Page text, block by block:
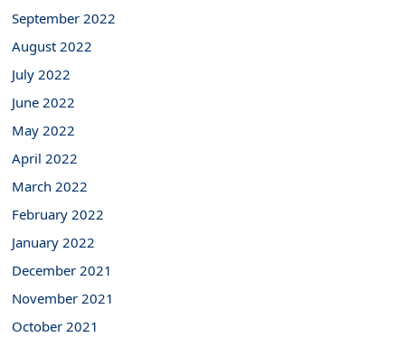
September 2022
August 2022
July 2022
June 2022
May 2022
April 2022
March 2022
February 2022
January 2022
December 2021
November 2021
October 2021